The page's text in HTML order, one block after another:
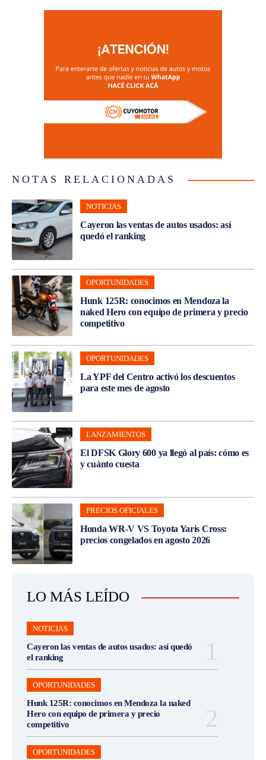
NOTAS RELACIONADAS
NOTICIAS
Cayeron las ventas de autos usados: así
quedó el ranking
OPORTUNIDADES
Hunk 125R: conocimos en Mendoza la
naked Hero con equipo de primera y precio
competitivo
OPORTUNIDADES
La YPF del Centro activó los descuentos
para este mes de agosto
LANZAMIENTOS
El DFSK Glory 600 ya llegó al país: cómo es
y cuánto cuesta
PRECIOS OFICIALES
Honda WR-V VS Toyota Yaris Cross:
precios congelados en agosto 2026
LO MÁS LEÍDO
NOTICIAS
Cayeron las ventas de autos usados: así quedó
el ranking
OPORTUNIDADES
Hunk 125R: conocimos en Mendoza la naked
Hero con equipo de primera y precio
competitivo
OPORTUNIDADES